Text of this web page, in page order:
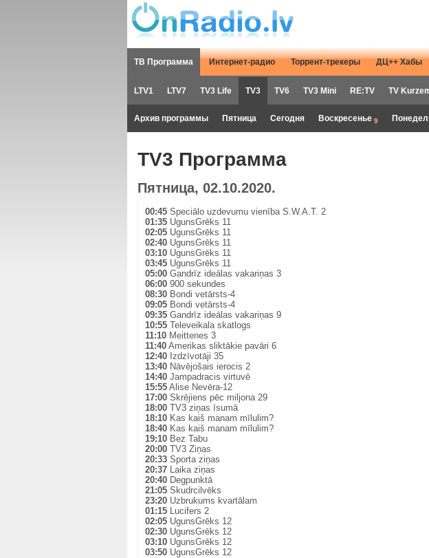
ТВ Программа Интернет-радио Торрент-трекеры ДЦ++ Хабы
LTV1 LTV7 TV3 Life TV3 TV6 TV3 Mini RE:TV TV
Архив программы Пятница Сегодня Воскресенье 9
TV3 Программа
Пятница, 02.10.2020.
00:45Speciālo uzdevumu vienība S.W.A.T. 2
01:35UgunsGrēks 11
02:05UgunsGrēks 11
02:40UgunsGrēks 11
03:10UgunsGrēks 11
03:45UgunsGrēks 11
05:00Gandrīz ideālas vakariņas 3
06:00900 sekundes
08:30Bondi vetārsts-4
09:05Bondi vetārsts-4
09:35Gandrīz ideālas vakariņas 9
10:55Televeikala skatlogs
11:10Meittenes 3
11:40Amerikas sliktākie pavāri 6
12:40Izdzīvotāji 35
13:40Nāvējošais ierocis 2
14:40Jampadracis virtuvē
15:55Alise Nevēra-12
17:00Skrējiens pēc miljona 29
18:00TV3 ziņas īsumā
18:10Kas kaiš manam mīlulim?
18:40Kas kaiš manam mīlulim?
19:10Bez Tabu
20:00TV3 Ziņas
20:33Sporta ziņas
20:37Laika ziņas
20:40Degpunktā
21:05Skudrcilvēks
23:20Uzbrukums kvartālam
01:15Lucifers 2
02:05UgunsGrēks 12
02:30UgunsGrēks 12
03:10UgunsGrēks 12
03:50UgunsGrēks 12